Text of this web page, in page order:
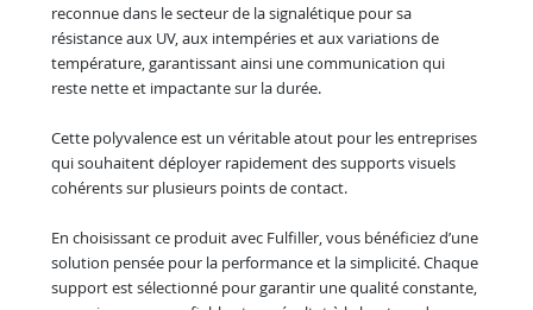
reconnue dans le secteur de la signalétique pour sa
résistance aux UV, aux intempéries et aux variations de
température, garantissant ainsi une communication qui
reste nette et impactante sur la durée.
Cette polyvalence est un véritable atout pour les entreprises
qui souhaitent déployer rapidement des supports visuels
cohérents sur plusieurs points de contact.
En choisissant ce produit avec Fulfiller, vous bénéficiez d’une
solution pensée pour la performance et la simplicité. Chaque
support est sélectionné pour garantir une qualité constante,